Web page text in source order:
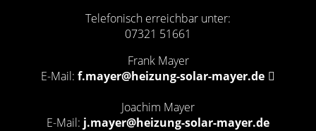
Telefonisch erreichbar unter:
07321 51661
Frank Mayer
E-Mail: f.mayer@heizung-solar-mayer.de
Joachim Mayer
E-Mail: j.mayer@heizung-solar-mayer.de